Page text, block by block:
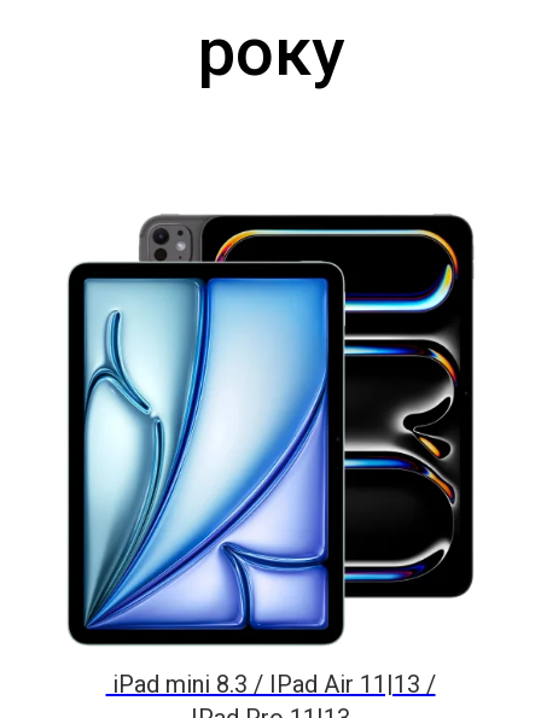
року
iPad mini 8.3 / IPad Air 11|13 /